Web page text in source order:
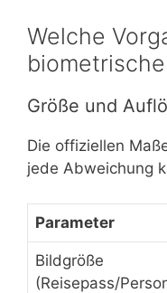
Welche
Größe und
Die offiziellen
jede Abweichung
Parameter
Bildgröße
(Reisepass/